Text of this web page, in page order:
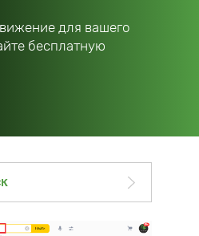
для вашего
бесплатную